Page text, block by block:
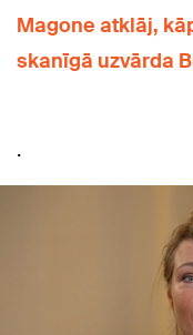
Magone atklāj,
skanīgā uzvārda
.